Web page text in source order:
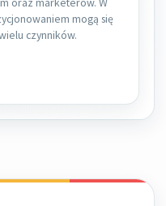
mogą się
czynników.